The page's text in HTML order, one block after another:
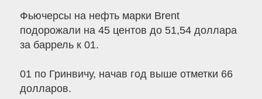
Фьючерсы на нефть марки Brent
подорожали на 45 центов до 51,54 доллара
за баррель к 01.
01 по Гринвичу, начав год выше отметки 66
долларов.